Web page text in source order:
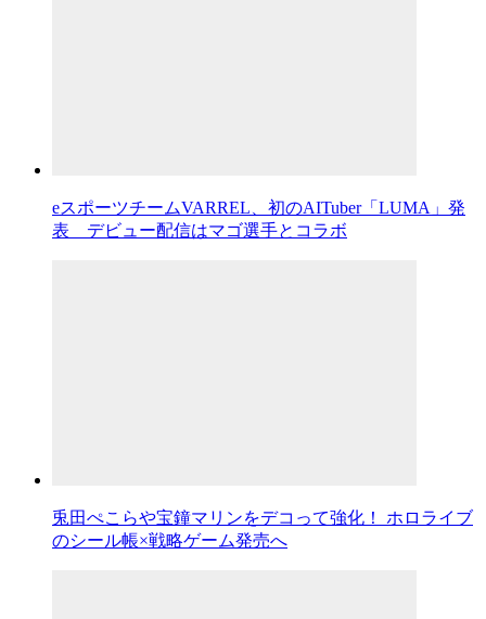
eスポーツチームVARREL、初のAITuber「LUMA」発
表 デビュー配信はマゴ選手とコラボ
兎田ぺこらや宝鐘マリンをデコって強化！ ホロライブ
のシール帳×戦略ゲーム発売へ